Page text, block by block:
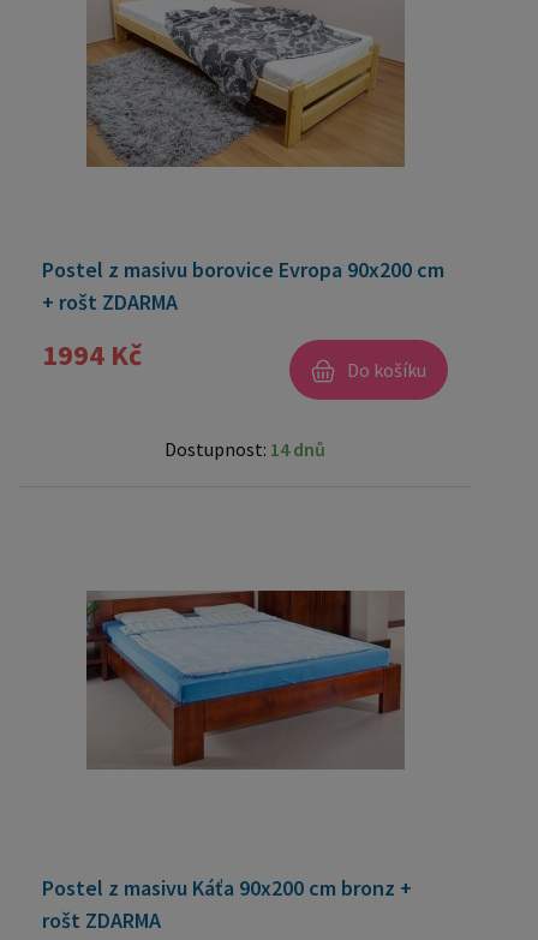
Postel z masivu borovice Evropa 90x200 cm
+ rošt ZDARMA
1994 Kč Do košíku
Dostupnost: 14 dnů
Postel z masivu Káťa 90x200 cm bronz +
rošt ZDARMA